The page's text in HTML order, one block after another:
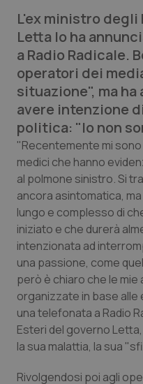
Lettere al direttore
Edizioni Regionali
QS Pro
Professionisti
Abruzzo
Basilicata
Calabria
Campania
Emilia-Romagna
Friuli Venezia
Lazio
QS Pro Gold
Artrite & artrosi
Asma & BPCO
Car-T
Colesterolo &
Dermatite Atopica
Diabete &
QS Club Newsletter
L'ex ministro
Letta lo ha
a Radio Radicale.
operatori dei
situazione", ma
avere intenzione
politica: "Io non
"Recentemente mi
medici che hanno
al polmone sinistro. Si
ancora asintomatica,
lungo e complesso di
iniziato e che durerà
intenzionata ad
una passione, come
però è chiaro che le
organizzate in base alle
una telefonata a Radio
Esteri del governo Letta,
la sua malattia, la sua
Rivolgendosi poi agli